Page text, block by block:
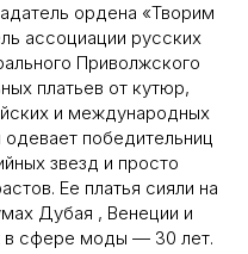
ордена «Творим
ассоциации русских
Приволжского
платьев от кутюр,
и международных
одевает победительниц
звезд и просто
Ее платья сияли на
Дубая , Венеции и
сфере моды — 30 лет.